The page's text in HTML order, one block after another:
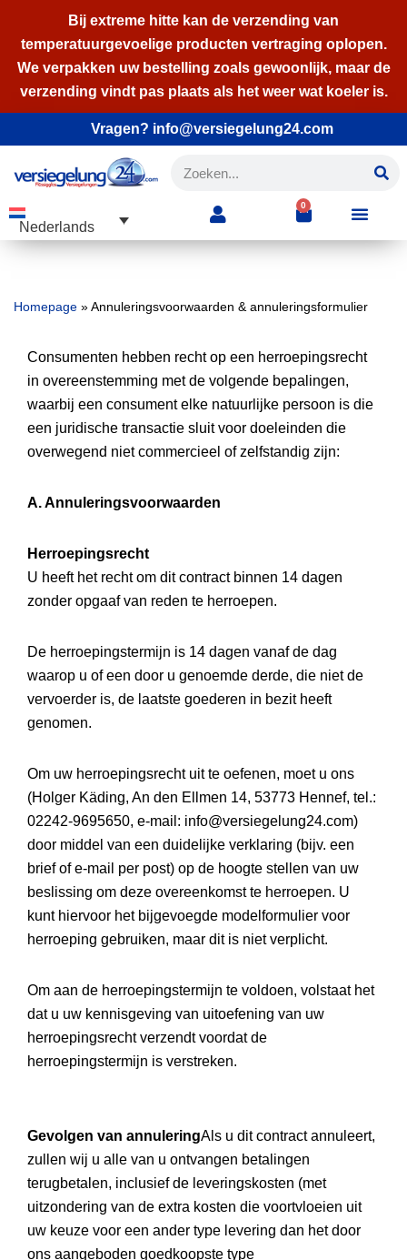
Ga
naar
de
Bij extreme hitte kan de verzending van
temperatuurgevoelige producten vertraging oplopen.
We verpakken uw bestelling zoals gewoonlijk, maar de
verzending vindt pas plaats als het weer wat koeler is.
Vragen? info@versiegelung24.com
Nederlands
0
Homepage »Annuleringsvoorwaarden & annuleringsformulier
Consumenten hebben recht op een herroepingsrecht
in overeenstemming met de volgende bepalingen,
waarbij een consument elke natuurlijke persoon is die
een juridische transactie sluit voor doeleinden die
overwegend niet commercieel of zelfstandig zijn:
A. Annuleringsvoorwaarden
Herroepingsrecht
U heeft het recht om dit contract binnen 14 dagen
zonder opgaaf van reden te herroepen.
De herroepingstermijn is 14 dagen vanaf de dag
waarop u of een door u genoemde derde, die niet de
vervoerder is, de laatste goederen in bezit heeft
genomen.
Om uw herroepingsrecht uit te oefenen, moet u ons
(Holger Käding, An den Ellmen 14, 53773 Hennef, tel.:
02242-9695650, e-mail: info@versiegelung24.com)
door middel van een duidelijke verklaring (bijv. een
brief of e-mail per post) op de hoogte stellen van uw
beslissing om deze overeenkomst te herroepen. U
kunt hiervoor het bijgevoegde modelformulier voor
herroeping gebruiken, maar dit is niet verplicht.
Om aan de herroepingstermijn te voldoen, volstaat het
dat u uw kennisgeving van uitoefening van uw
herroepingsrecht verzendt voordat de
herroepingstermijn is verstreken.
Gevolgen van annuleringAls u dit contract annuleert,
zullen wij u alle van u ontvangen betalingen
terugbetalen, inclusief de leveringskosten (met
uitzondering van de extra kosten die voortvloeien uit
uw keuze voor een ander type levering dan het door
ons aangeboden goedkoopste type